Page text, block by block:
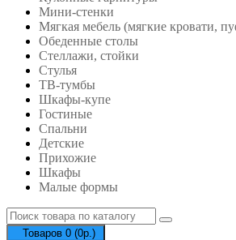
Мини-стенки
Мягкая мебель (мягкие кровати,
Обеденные столы
Стеллажи, стойки
Стулья
ТВ-тумбы
Шкафы-купе
Гостиные
Спальни
Детские
Прихожие
Шкафы
Малые формы
Товаров 0 (0р.)